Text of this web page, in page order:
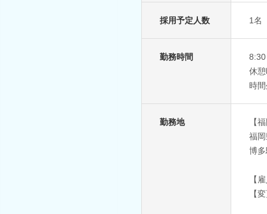
採用予定人数 1名
勤務時間
休
時
勤務地
【
福
博
【
【